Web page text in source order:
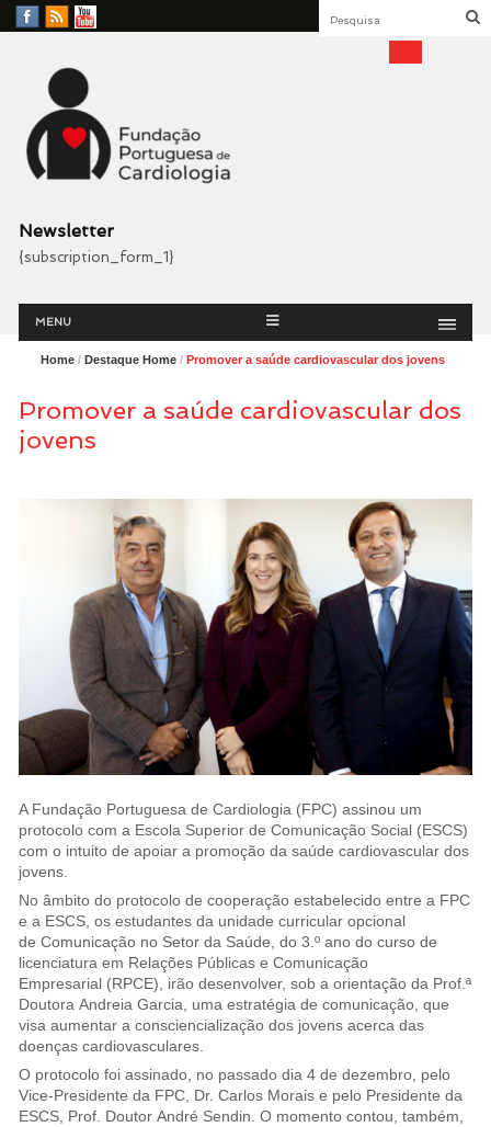
Facebook
RSS
YouTube
Fundação Portuguesa
Cardiologia
Newsletter
{subscription_form_1}
Menu
MENU
Home/ Destaque Home/ Promover a saúde cardiovascular dos jovens
Promover a saúde cardiovascular dos
jovens
A Fundação Portuguesa de Cardiologia (FPC) assinou um
protocolo com a Escola Superior de Comunicação Social (ESCS)
com o intuito de apoiar a promoção da saúde cardiovascular dos
jovens.
No âmbito do protocolo de cooperação estabelecido entre a FPC
e a ESCS, os estudantes da unidade curricular opcional
de Comunicação no Setor da Saúde, do 3.º ano do curso de
licenciatura em Relações Públicas e Comunicação
Empresarial (RPCE), irão desenvolver, sob a orientação da Prof.ª
Doutora Andreia Garcia, uma estratégia de comunicação, que
visa aumentar a consciencialização dos jovens acerca das
doenças cardiovasculares.
O protocolo foi assinado, no passado dia 4 de dezembro, pelo
Vice-Presidente da FPC, Dr. Carlos Morais e pelo Presidente da
ESCS, Prof. Doutor André Sendin. O momento contou, também,